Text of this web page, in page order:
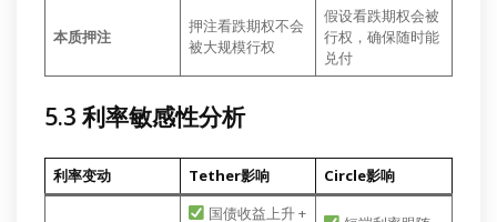
本质押注
押注看跌期权不会
被大规模行权
假设看跌期权会被
行权，确保随时能
兑付
5.3 利率敏感性分析
利率变动 Tether影响
Circle影响
国债收益上升 +